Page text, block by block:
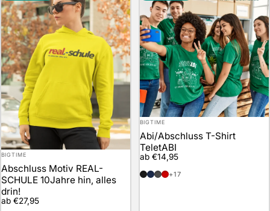
Anbieter:
BIGTIME
Abschluss Motiv REAL-
SCHULE 10Jahre hin, alles
drin!
ab €27,95
Anbieter:
BIGTIME
Abi/Abschluss T-Shirt
TeletABI
ab €14,95
schwarz
marineblau
anthrazit
rot+17